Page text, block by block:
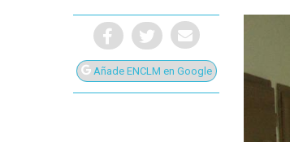
Presiona Intro para buscar o
Añade ENCLM en Google